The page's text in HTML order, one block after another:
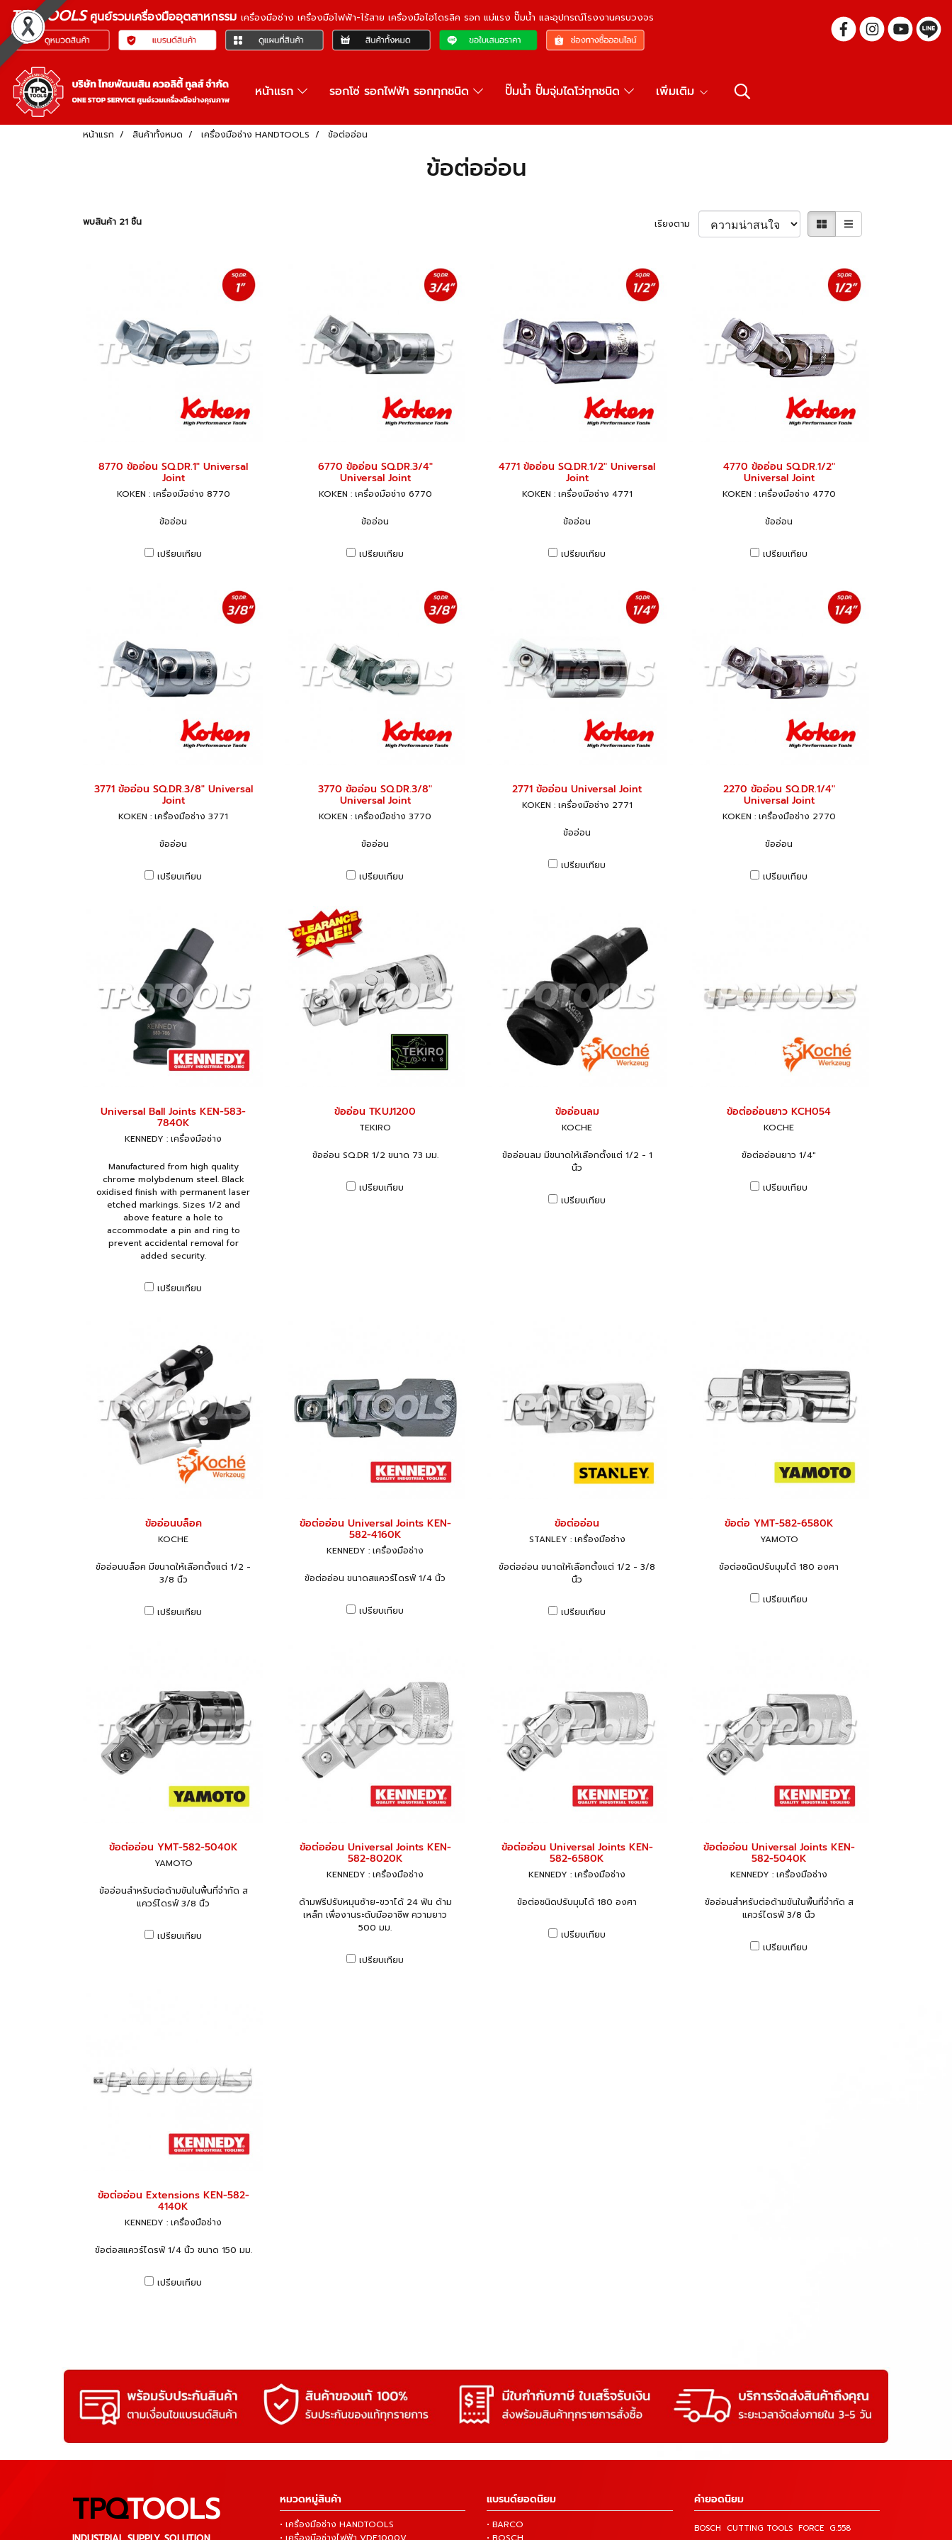
TPQTOOLSศูนย์รวมเครื่องมืออุตสาหกรรม เครื่องมือช่าง เครื่องมือไฟฟ้า-ไร้สาย เครื่องมือไฮโดรลิค รอก แม่แรง ปั๊มน้ำ และอุปกรณ์โรงงานครบวงจร
หน้าแรก รอกโซ่ รอกไฟฟ้า รอกทุกชนิด ปั๊มน้ำ ปั๊มจุ่มไดโว่ทุกชนิด เพิ่มเติม
หน้าแรก สินค้าทั้งหมด เครื่องมือช่าง HANDTOOLS ข้อต่ออ่อน
ข้อต่ออ่อน
พบสินค้า 21 ชิ้น เรียงตาม
8770 ข้ออ่อน SQ.DR.1" Universal
Joint
KOKEN : เครื่องมือช่าง 8770
ข้ออ่อน
เปรียบเทียบ
6770 ข้ออ่อน SQ.DR.3/4"
Universal Joint
KOKEN : เครื่องมือช่าง 6770
ข้ออ่อน
เปรียบเทียบ
4771 ข้ออ่อน SQ.DR.1/2" Universal
Joint
KOKEN : เครื่องมือช่าง 4771
ข้ออ่อน
เปรียบเทียบ
4770 ข้ออ่อน SQ.DR.1/2"
Universal Joint
KOKEN : เครื่องมือช่าง 4770
ข้ออ่อน
เปรียบเทียบ
3771 ข้ออ่อน SQ.DR.3/8" Universal
Joint
KOKEN : เครื่องมือช่าง 3771
ข้ออ่อน
เปรียบเทียบ
3770 ข้ออ่อน SQ.DR.3/8"
Universal Joint
KOKEN : เครื่องมือช่าง 3770
ข้ออ่อน
เปรียบเทียบ
2771 ข้ออ่อน Universal Joint
KOKEN : เครื่องมือช่าง 2771
ข้ออ่อน
เปรียบเทียบ
2270 ข้ออ่อน SQ.DR.1/4"
Universal Joint
KOKEN : เครื่องมือช่าง 2770
ข้ออ่อน
เปรียบเทียบ
Universal Ball Joints KEN-583-
7840K
KENNEDY : เครื่องมือช่าง
Manufactured from high quality
chrome molybdenum steel. Black
oxidised finish with permanent laser
etched markings. Sizes 1/2 and
above feature a hole to
accommodate a pin and ring to
prevent accidental removal for
added security.
เปรียบเทียบ
ข้ออ่อน TKUJ1200
TEKIRO
ข้ออ่อน SQ.DR 1/2 ขนาด 73 มม.
เปรียบเทียบ
ข้ออ่อนลม
KOCHE
ข้ออ่อนลม มีขนาดให้เลือกตั้งแต่ 1/2 - 1
นิ้ว
เปรียบเทียบ
ข้อต่ออ่อนยาว KCH054
KOCHE
ข้อต่ออ่อนยาว 1/4"
เปรียบเทียบ
ข้ออ่อนบล็อค
KOCHE
ข้ออ่อนบล็อค มีขนาดให้เลือกตั้งแต่ 1/2 -
3/8 นิ้ว
เปรียบเทียบ
ข้อต่ออ่อน Universal Joints KEN-
582-4160K
KENNEDY : เครื่องมือช่าง
ข้อต่ออ่อน ขนาดสแควร์ไดรฟ์ 1/4 นิ้ว
เปรียบเทียบ
ข้อต่ออ่อน
STANLEY : เครื่องมือช่าง
ข้อต่ออ่อน ขนาดให้เลือกตั้งแต่ 1/2 - 3/8
นิ้ว
เปรียบเทียบ
ข้อต่อ YMT-582-6580K
YAMOTO
ข้อต่อชนิดปรับมุมได้ 180 องศา
เปรียบเทียบ
ข้อต่ออ่อน YMT-582-5040K
YAMOTO
ข้ออ่อนสำหรับต่อด้ามขันในพื้นที่จำกัด ส
แควร์ไดรฟ์ 3/8 นิ้ว
เปรียบเทียบ
ข้อต่ออ่อน Universal Joints KEN-
582-8020K
KENNEDY : เครื่องมือช่าง
ด้ามฟรีปรับหมุนซ้าย-ขวาได้ 24 ฟัน ด้าม
เหล็ก เพื่องานระดับมืออาชีพ ความยาว
500 มม.
เปรียบเทียบ
ข้อต่ออ่อน Universal Joints KEN-
582-6580K
KENNEDY : เครื่องมือช่าง
ข้อต่อชนิดปรับมุมได้ 180 องศา
เปรียบเทียบ
ข้อต่ออ่อน Universal Joints KEN-
582-5040K
KENNEDY : เครื่องมือช่าง
ข้ออ่อนสำหรับต่อด้ามขันในพื้นที่จำกัด ส
แควร์ไดรฟ์ 3/8 นิ้ว
เปรียบเทียบ
ข้อต่ออ่อน Extensions KEN-582-
4140K
KENNEDY : เครื่องมือช่าง
ข้อต่อสแควร์ไดรฟ์ 1/4 นิ้ว ขนาด 150 มม.
เปรียบเทียบ
TPQTOOLS หมวดหมู่สินค้า
• เครื่องมือช่าง HANDTOOLS
แบรนด์ยอดนิยม
• BARCO
คำยอดนิยม
BOSCH CUTTING TOOLS FORCE G.558